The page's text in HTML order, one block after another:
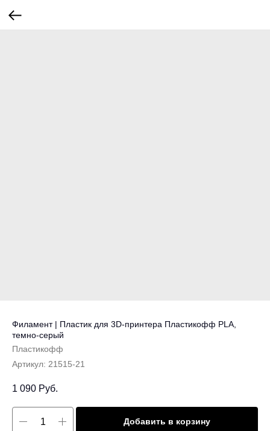
Филамент | Пластик для 3D-принтера Пластикофф PLA,
темно-серый
Пластикофф
Артикул: 21515-21
1 090 Руб.
Добавить в корзину